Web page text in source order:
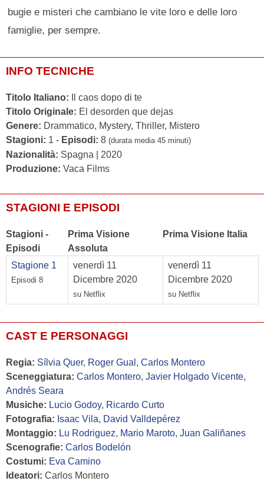
bugie e misteri che cambiano le vite loro e delle loro
famiglie, per sempre.
INFO TECNICHE
Titolo Italiano: Il caos dopo di te
Titolo Originale: El desorden que dejas
Genere: Drammatico, Mystery, Thriller, Mistero
Stagioni: 1 - Episodi: 8 (durata media 45 minuti)
Nazionalità: Spagna | 2020
Produzione: Vaca Films
STAGIONI E EPISODI
Stagioni -
Episodi
Prima Visione
Assoluta
Prima Visione Italia
Stagione 1
Episodi 8
venerdì 11
Dicembre 2020
su Netflix
venerdì 11
Dicembre 2020
su Netflix
CAST E PERSONAGGI
Regia: Sílvia Quer, Roger Gual , Carlos Montero
Sceneggiatura: Carlos Montero, Javier Holgado Vicente,
Andrés Seara
Musiche: Lucio Godoy, Ricardo Curto
Fotografia: Isaac Vila, David Valldepérez
Montaggio: Lu Rodriguez, Mario Maroto, Juan Galiñanes
Scenografie: Carlos Bodelón
Costumi: Eva Camino
Ideatori: Carlos Montero